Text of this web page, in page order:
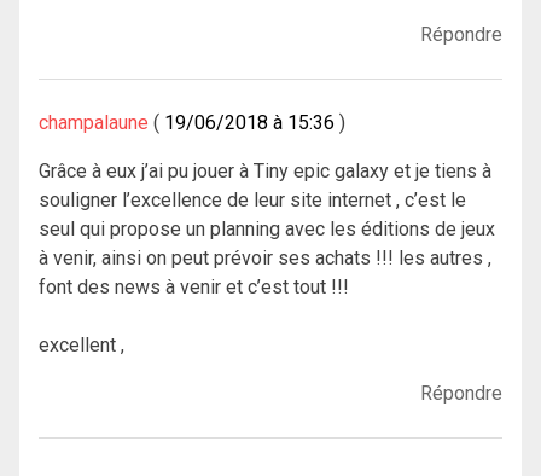
Répondre
champalaune 19/06/2018 à 15:36
Grâce à eux j’ai pu jouer à Tiny epic galaxy et je tiens à
souligner l’excellence de leur site internet , c’est le
seul qui propose un planning avec les éditions de jeux
à venir, ainsi on peut prévoir ses achats !!! les autres ,
font des news à venir et c’est tout !!!
excellent ,
Répondre